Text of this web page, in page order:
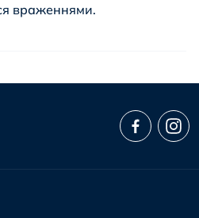
враженнями.